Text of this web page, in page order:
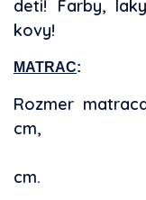
deti! Farby,
kovy!
MATRAC:
Rozmer
cm,
180x80
cm.